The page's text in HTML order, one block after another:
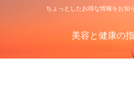
ちょっとしたお得な情報をお知
美容と健康の